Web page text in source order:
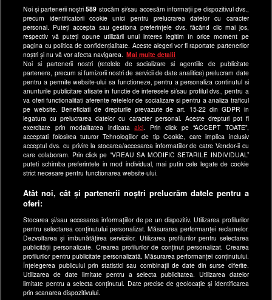
Anunturi gratuite pe Lajumate.ro
Ultimele Stiri
Program Happy Channel
Echipa editorială
Site-uri Antena Group
a1.ro
antenastars.ro
as.ro
catine.ro
chefi.ro
deparinti.ro
medicool.ro
spynews.ro
useit.ro
retetefeldefel.ro
zutv.ro
Trends AntenaPLAY
Noi și partenerii noștri589 stocăm și/sau accesăm informații pe dispozitivul dvs.,
precum identificatorii cookie unici pentru prelucrarea datelor cu caracter
personal. Puteți accepta sau gestiona preferințele dvs. făcând clic mai jos,
respectiv vă puteți opune utilizării unui interes legitim în orice moment pe
pagina cu politica de confidențialitate. Aceste alegeri vor fi raportate partenerilor
noștri și nu vă vor afecta navigarea.
Mai multe detalii
Noi si partenerii nostri (retelele de socializare si agentiile de publicitate
partenere, precum si furnizorii nostri de servicii de date analitice) prelucram date
pentru a permite website-ului sa functioneze, pentru a personaliza continutul si
anunturile publicitare afisate in functie de interesele si/sau profilul dvs., pentru a
va oferi functionalitati aferente retelelor de socializare si pentru a analiza traficul
pe website. Beneficiati de drepturile prevazute de art. 15-22 din GDPR in
legatura cu prelucrarea datelor cu caracter personal. Aceste drepturi pot fi
exercitate prin modalitatea indicataaici . Prin click pe “ACCEPT TOATE”,
acceptati folosirea tuturor Tehnologiilor de tip Cookie, care implica inclusiv
acceptul dvs. cu privire la stocarea/accesarea informatiilor de catre Vendor-ii cu
care colaboram. Prin click pe “VREAU SA MODIFIC SETARILE INDIVIDUAL”
puteti schimba preferintele in mod individual, mai putin cele legate de cookie
strict necesare pentru functionarea website-ului.
Atât noi, cât și partenerii noștri prelucrăm datele pentru a
oferi:
Stocarea și/sau accesarea informațiilor de pe un dispozitiv. Utilizarea profilurilor
pentru selectarea conținutului personalizat. Măsurarea performanței reclamelor.
Dezvoltarea și îmbunătățirea serviciilor. Utilizarea profilurilor pentru selectarea
publicității personalizate. Crearea profilurilor de conținut personalizat. Crearea
profilurilor pentru publicitate personalizată. Măsurarea performanței conținutului.
Înțelegerea publicului prin statistici sau combinații de date din surse diferite.
Utilizarea de date limitate pentru a selecta publicitatea. Utilizarea datelor
limitate pentru a selecta conținutul. Date precise de geolocație și identificarea
prin scanarea dispozitivului.